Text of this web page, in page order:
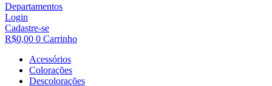
Departamentos
Login
Cadastre-se
R$0,00 0 Carrinho
Acessórios
Colorações
Descolorações